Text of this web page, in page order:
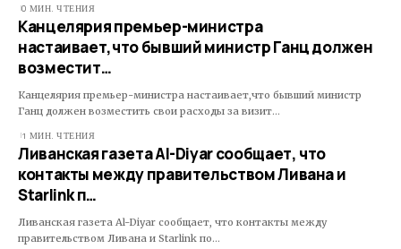
0 МИН. ЧТЕНИЯ
Канцелярия премьер-министра
настаивает,что бывший министр Ганц должен
возместит…
Канцелярия премьер-министра настаивает,что бывший министр
Ганц должен возместить свои расходы за визит…
1 МИН. ЧТЕНИЯ
Ливанская газета Al-Diyar сообщает, что
контакты между правительством Ливана и
Starlink п…
Ливанская газета Al-Diyar сообщает, что контакты между
правительством Ливана и Starlink по…